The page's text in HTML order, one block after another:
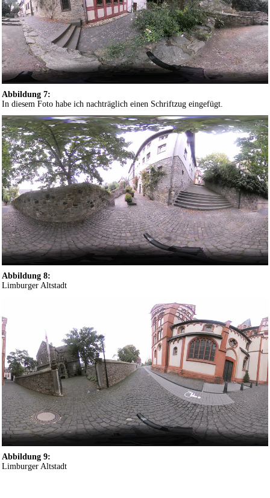
Abbildung 7:
In diesem Foto habe ich nachträglich einen Schriftzug eingefügt.
Abbildung 8:
Limburger Altstadt
Abbildung 9:
Limburger Altstadt